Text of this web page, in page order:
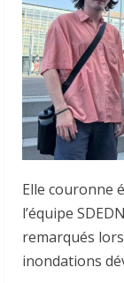
Elle couronne
l’équipe
remarqués
inondations